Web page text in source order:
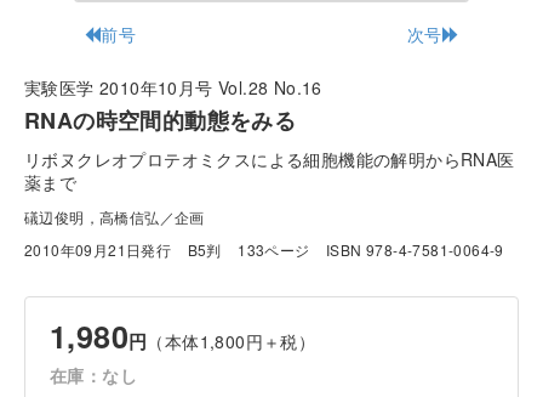
前号 次号
実験医学 2010年10月号 Vol.28 No.16
RNAの時空間的動態をみる
リボヌクレオプロテオミクスによる細胞機能の解明からRNA医
薬まで
礒辺俊明，高橋信弘／企画
2010年09月21日発行
B5判 133ページ ISBN 978-4-7581-0064-9
1,980円 （本体1,800円＋税）
在庫：なし